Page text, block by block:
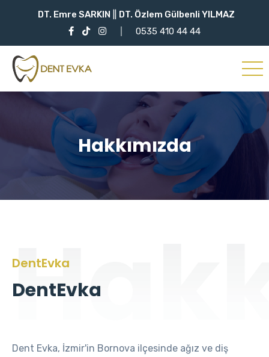
DT. Emre SARKIN
DT. Özlem Gülbenli YILMAZ
0535 410 44 44
Hakkımızda
DentEvka
DentEvka
Dent Evka, İzmir'in Bornova ilçesinde ağız ve diş